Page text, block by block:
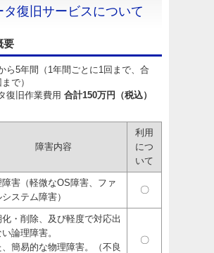
タ復旧サービスについて
要
ら5年間（1年間ごとに1回まで、合
で）
復旧作業費用 合計150万円（税込）
障害内容
利用
につ
いて
障害（軽微なOS障害、ファ
ステム障害）
〇
化・削除、及び軽度で対応出
論理障害。
、簡易的な物理障害。（不良
〇